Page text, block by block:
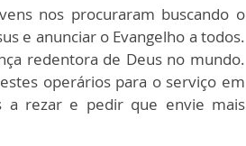
nos procuraram buscando o
e anunciar o Evangelho a todos.
redentora de Deus no mundo.
operários para o serviço em
a rezar e pedir que envie mais